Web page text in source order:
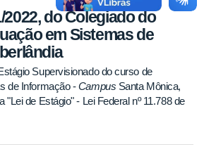
2022, do Colegiado do
em Sistemas de
Supervisionado do curso de
de Informação -Campus Santa Mônica,
de Estágio" - Lei Federal nº 11.788 de